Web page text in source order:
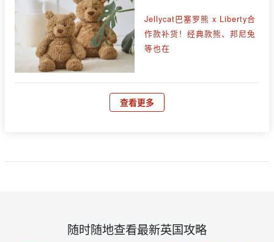
Jellycat巴塞罗熊 x Liberty合
作款补货！经典款熊、邦尼兔
等也在
查看更多
随时随地查看最新英国攻略